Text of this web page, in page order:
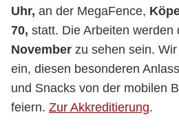
Uhr, an der MegaFence,
70, statt. Die Arbeiten werden
November zu sehen sein.
ein, diesen besonderen
und Snacks von der mobilen
feiern. Zur Akkreditierung.